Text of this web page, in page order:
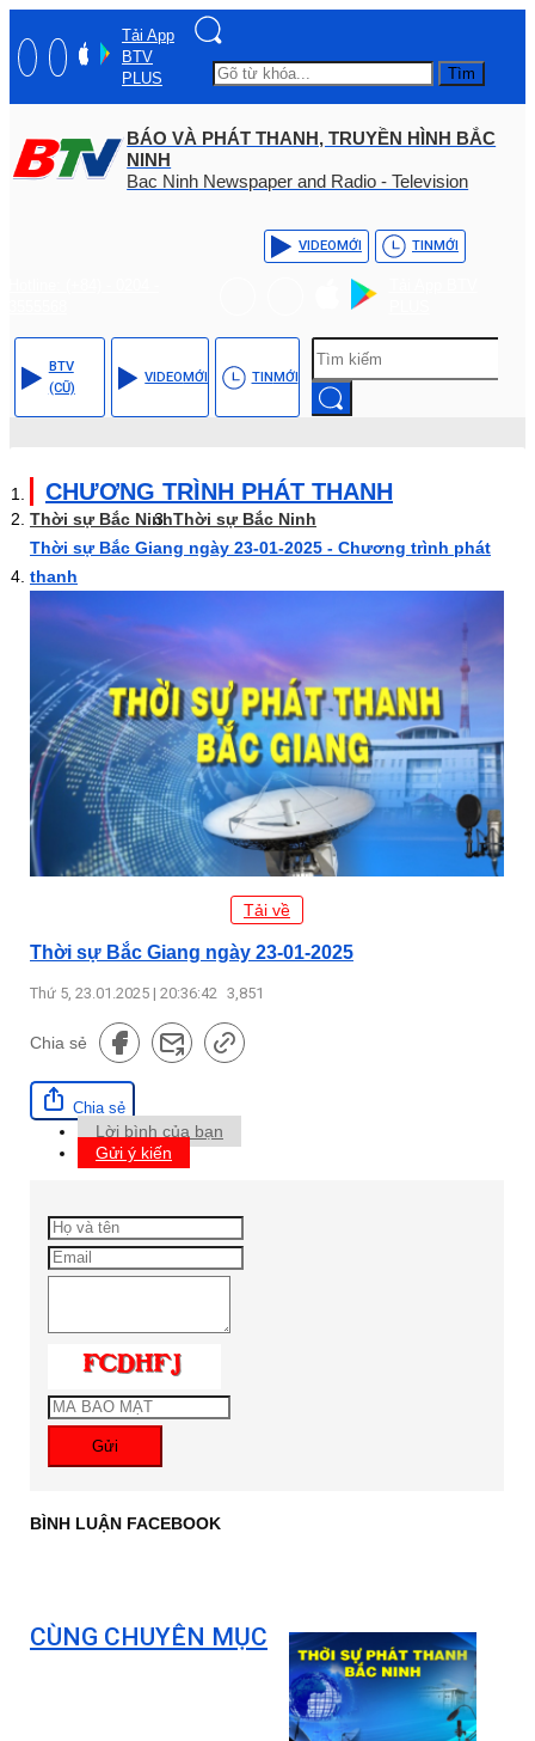
Tải App
BTV
PLUS
Tìm
BÁO VÀ PHÁT THANH, TRUYỀN HÌNH BẮC
NINH
Bac Ninh Newspaper and Radio - Television
VIDEOMỚI TINMỚI
BTV
(CŨ)
VIDEOMỚI TINMỚI
CHƯƠNG TRÌNH PHÁT THANH
Thời sự Bắc NinhThời sự Bắc Ninh
Thời sự Bắc Giang ngày 23-01-2025 - Chương trình phát
thanh
Tải về
Thời sự Bắc Giang ngày 23-01-2025
Thứ 5, 23.01.2025 | 20:36:42 3,851
Chia sẻ
Chia sẻ
Lời bình của bạn
Gửi ý kiến
Gửi
BÌNH LUẬN FACEBOOK
CÙNG CHUYÊN MỤC